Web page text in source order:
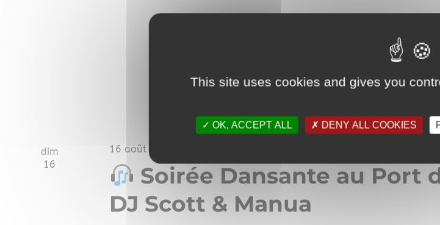
dim
16
Soirée Dansante au Port
DJ Scott & Manua
16 août - 19h00
This site uses cookies and gives you
OK, ACCEPT ALL DENY ALL COOKIES